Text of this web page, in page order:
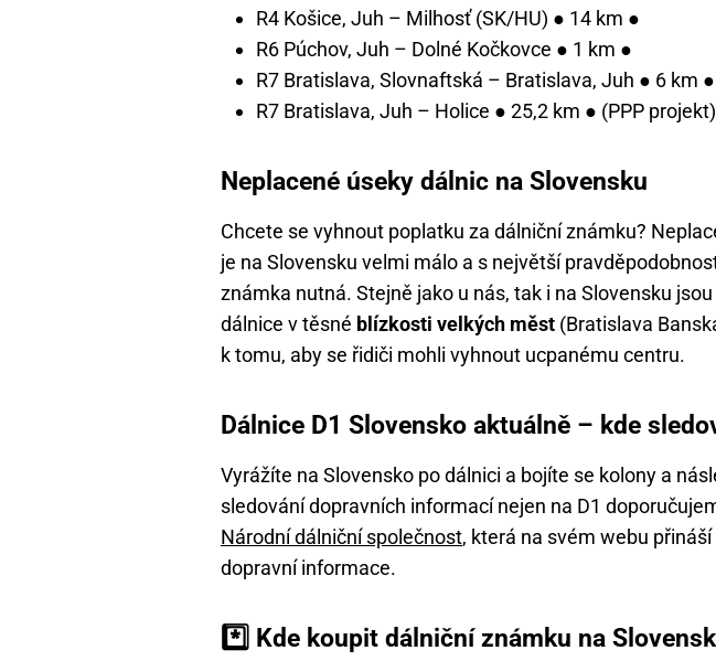
R4 Košice, Juh – Milhosť (SK/HU) ● 14 km ●
R6 Púchov, Juh – Dolné Kočkovce ● 1 km ●
R7 Bratislava, Slovnaftská – Bratislava, Juh ● 6 km
R7 Bratislava, Juh – Holice ● 25,2 km ● (PPP projekt)
Neplacené úseky dálnic na Slovensku
Chcete se vyhnout poplatku za dálniční známku?
je na Slovensku velmi málo a s největší
známka nutná. Stejně jako u nás, tak i na Slovensku
dálnice v těsné blízkosti velkých měst (Bratislava
k tomu, aby se řidiči mohli vyhnout ucpanému centru.
Dálnice D1 Slovensko aktuálně – kde
Vyrážíte na Slovensko po dálnici a bojíte se kolony a
sledování dopravních informací nejen na D1
Národní dálniční společnost, která na svém webu
dopravní informace.
*️⃣ Kde koupit dálniční známku na